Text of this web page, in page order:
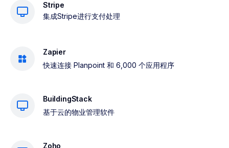
Stripe
集成Stripe进行支付处理
Zapier
快速连接 Planpoint 和 6,000 个应用程序
BuildingStack
基于云的物业管理软件
Zoho